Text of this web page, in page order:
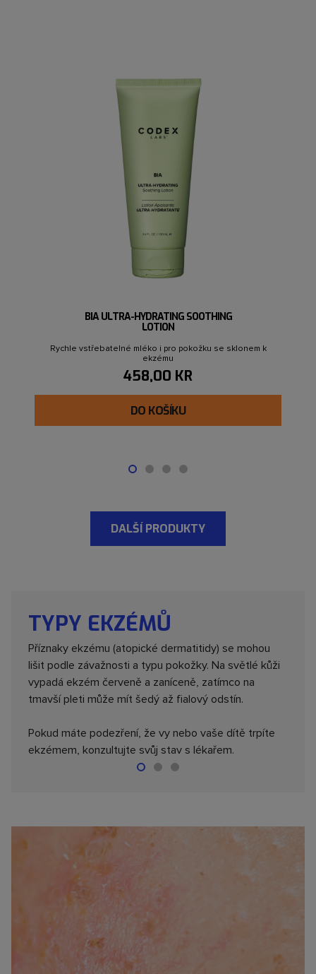
BIA ULTRA-HYDRATING SOOTHING
LOTION
Rychle vstřebatelné mléko i pro pokožku se sklonem k
ekzému
458,00 KR
DO KOŠÍKU
DALŠÍ PRODUKTY
TYPY EKZÉMŮ
Příznaky ekzému (atopické dermatitidy) se mohou
lišit podle závažnosti a typu pokožky. Na světlé kůži
vypadá ekzém červeně a zaníceně, zatímco na
tmavší pleti může mít šedý až fialový odstín.
Pokud máte podezření, že vy nebo vaše dítě trpíte
ekzémem, konzultujte svůj stav s lékařem.
svěděním a diskomfortem.